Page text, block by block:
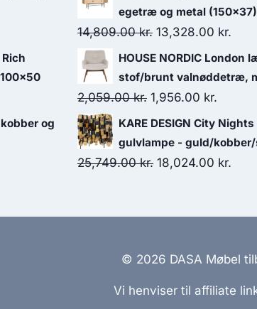
kobber og
egetræ og metal (150x37)
14,809.00kr. 13,328.00 kr.
HOUSE NORDIC London
stof/brunt valnøddetræ,
2,059.00kr. 1,956.00 kr.
KARE DESIGN City
gulvlampe - guld/
25,749.00kr. 18,024.00 kr.
© 2026 DASA Møbel
Vi henviser til affiliate